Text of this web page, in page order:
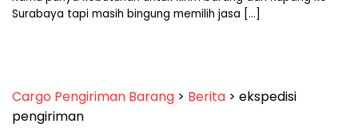
Surabaya tapi masih bingung memilih jasa [...]
Cargo Pengiriman Barang > Berita > ekspedisi
pengiriman